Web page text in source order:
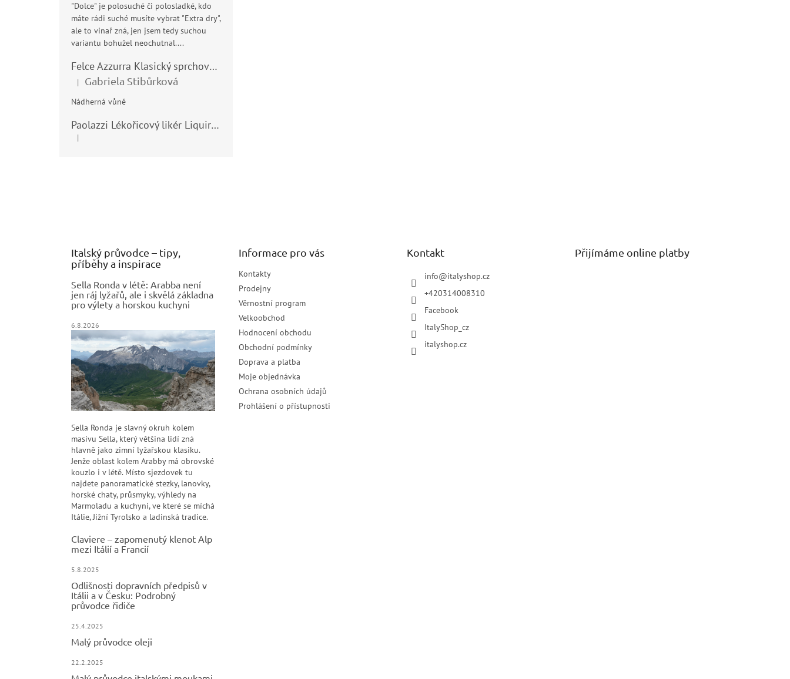
"Dolce" je polosuché či polosladké, kdo
máte rádi suché musíte vybrat "Extra dry",
ale to vinař zná, jen jsem tedy suchou
variantu bohužel neochutnal....
Felce Azzurra Klasický sprchový gel - doccia gel 400ml
Hodnocení produktu je 5 z 5 hvězdiček.
| Gabriela Stibůrková
Nádherná vůně
Paolazzi Lékořicový likér Liquirizia 24% 0,7L
Hodnocení produktu je 5 z 5 hvězdiček.
|
Italský průvodce – tipy,
příběhy a inspirace
Sella Ronda v létě: Arabba není
jen ráj lyžařů, ale i skvělá základna
pro výlety a horskou kuchyni
6.8.2026
Sella Ronda je slavný okruh kolem
masivu Sella, který většina lidí zná
hlavně jako zimní lyžařskou klasiku.
Jenže oblast kolem Arabby má obrovské
kouzlo i v létě. Místo sjezdovek tu
najdete panoramatické stezky, lanovky,
horské chaty, průsmyky, výhledy na
Marmoladu a kuchyni, ve které se míchá
Itálie, Jižní Tyrolsko a ladinská tradice.
Claviere – zapomenutý klenot Alp
mezi Itálií a Francií
5.8.2025
Odlišnosti dopravních předpisů v
Itálii a v Česku: Podrobný
průvodce řidiče
25.4.2025
Malý průvodce oleji
22.2.2025
Informace pro vás
Kontakty
Prodejny
Věrnostní program
Velkoobchod
Hodnocení obchodu
Obchodní podmínky
Doprava a platba
Moje objednávka
Ochrana osobních údajů
Prohlášení o přístupnosti
Kontakt
info@italyshop.cz
+420314008310
Facebook
ItalyShop_cz
italyshop.cz
Přijímáme online platby